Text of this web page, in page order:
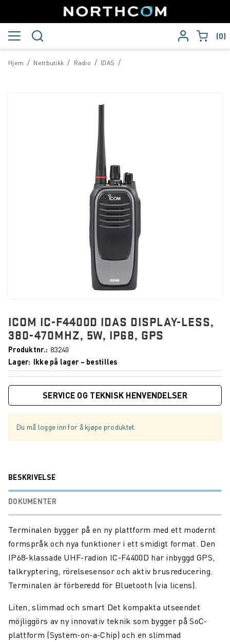
0
/
Hjem /
Nettbutikk /
Radio /
IDAS
ICOM IC-F4400D IDAS DISPLAY-LESS,
380-470MHZ, 5W, IP68, GPS
Produktnr.
83240
Lager
Ikke på lager – bestilles
SERVICE OG TEKNISK HENVENDELSER
Du må logge inn for å kjøpe produktet.
BESKRIVELSE
DOKUMENTER
Terminalen bygger på en ny plattform med ett modernt
formspråk och nya funktioner i ett smidigt format. Den
IP68-klassade UHF-radion IC-F4400D har inbyggd GPS,
talkryptering, rörelsesensor och aktiv brusreducering.
Terminalen är förberedd för Bluetooth (via licens).
Liten, slimmad och smart Det kompakta utseendet
möjliggörs av ny innovativ teknik som bygger på SoC-
plattform (System-on-a-Chip) och en slimmad